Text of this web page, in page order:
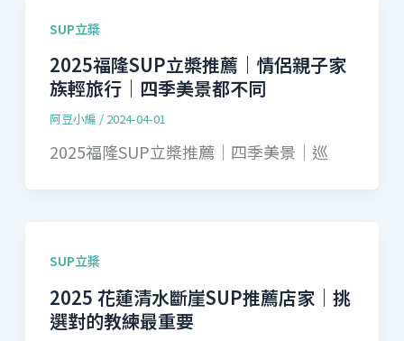
SUP立槳
2025福隆SUP立槳推薦｜情侶親子家
族輕旅行｜四季美景都不同
阿豆小編 / 2024-04-01
2025福隆SUP立槳推薦｜四季美景｜巡
SUP立槳
2025 花蓮清水斷崖SUP推薦店家｜挑
選對的教練最重要